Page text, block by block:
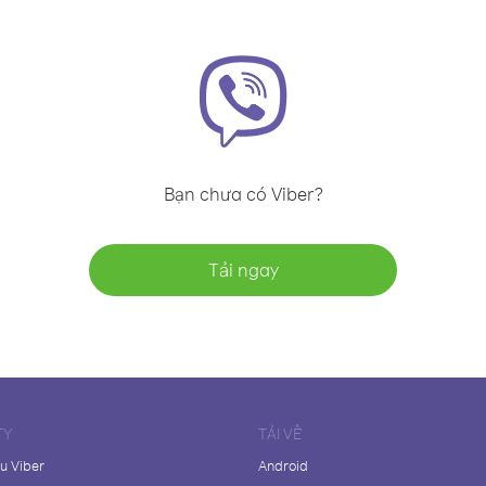
Bạn chưa có Viber?
Tải ngay
Viber
TẢI VỀ
Android